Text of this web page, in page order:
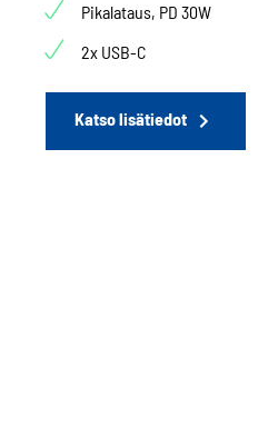
Pikalataus, PD 30W
2x USB-C
Katso lisätiedot